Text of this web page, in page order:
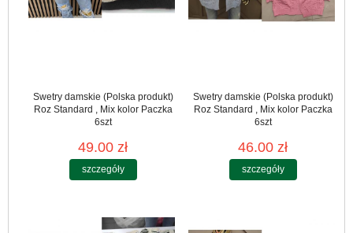
Swetry damskie (Polska produkt)
Roz Standard , Mix kolor Paczka
6szt
49.00 zł
szczegóły
Swetry damskie (Polska produkt)
Roz Standard , Mix kolor Paczka
6szt
46.00 zł
szczegóły